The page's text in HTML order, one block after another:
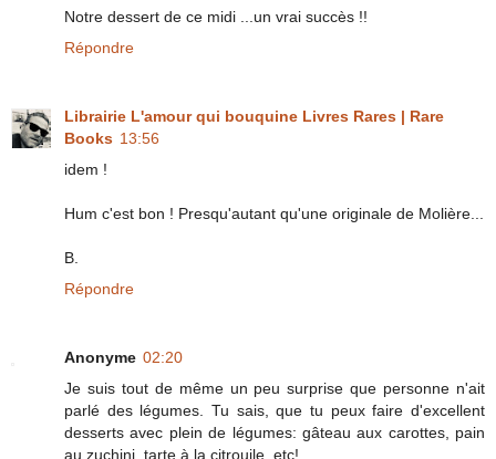
Notre dessert de ce midi ...un vrai succès !!
Répondre
Librairie L'amour qui bouquine Livres Rares | Rare
Books 13:56
idem !
Hum c'est bon ! Presqu'autant qu'une originale de Molière...
B.
Répondre
Anonyme 02:20
Je suis tout de même un peu surprise que personne n'ait
parlé des légumes. Tu sais, que tu peux faire d'excellent
desserts avec plein de légumes: gâteau aux carottes, pain
au zuchini, tarte à la citrouile, etc!